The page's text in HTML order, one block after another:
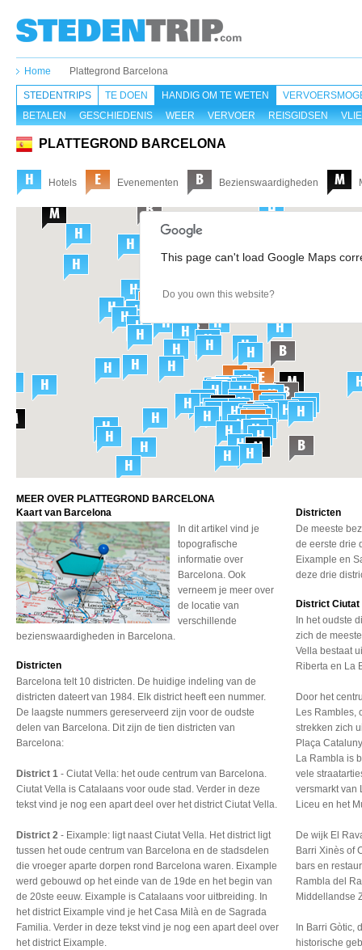
Home Plattegrond Barcelona
STEDENTRIPS TE DOEN
HANDIG OM TE WETEN
BETALEN
GESCHIEDENIS WEER VERVOER REISGIDSEN
PLATTEGROND BARCELONA
Hotels Evenementen Bezienswaardigheden
This page can't load Google Maps
Do you own this website?
MEER OVER PLATTEGROND BARCELONA
Kaart van Barcelona
In dit artikel vind je
topografische
informatie over
Barcelona. Ook
verneem je meer over
de locatie van
verschillende
bezienswaardigheden in Barcelona.
Districten
Barcelona telt 10 districten. De huidige indeling van de
districten dateert van 1984. Elk district heeft een nummer.
De laagste nummers gereserveerd zijn voor de oudste
delen van Barcelona. Dit zijn de tien districten van
Barcelona:
District 1 - Ciutat Vella: het oude centrum van Barcelona.
Ciutat Vella is Catalaans voor oude stad. Verder in deze
tekst vind je nog een apart deel over het district Ciutat Vella.
District 2 - Eixample: ligt naast Ciutat Vella. Het district ligt
tussen het oude centrum van Barcelona en de stadsdelen
die vroeger aparte dorpen rond Barcelona waren. Eixample
werd gebouwd op het einde van de 19de en het begin van
de 20ste eeuw. Eixample is Catalaans voor uitbreiding. In
het district Eixample vind je het Casa Milà en de Sagrada
Familia. Verder in deze tekst vind je nog een apart deel over
het district Eixample.
Districten
De meeste
de eerste drie
Eixample en
deze drie
District Ciutat
In het oudste
zich de
Vella bestaat
Riberta en La
Door het
Les Rambles,
strekken zich
Plaça
La Rambla is
vele
versmarkt van
Liceu en het
De wijk El
Barri Xinès of
bars en
Rambla del
Middellandse
In Barri Gòtic,
historische